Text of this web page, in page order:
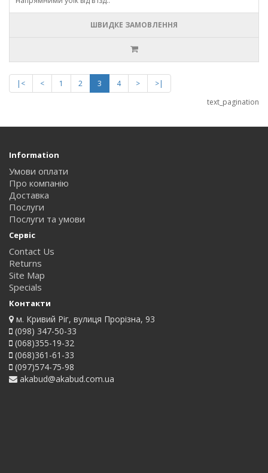
ШВИДКЕ ЗАМОВЛЕННЯ
|< < 1 2 3 4 >
>|
text_pagination
Information
Умови оплати
Про компанію
Доставка
Послуги
Послуги та умови
Сервіс
Contact Us
Returns
Site Map
Specials
Контакти
м. Кривий Ріг, вулиця Прорізна, 93
(098) 347-50-33
(068)355-19-32
(068)361-61-33
(097)574-75-98
akabud@akabud.com.ua